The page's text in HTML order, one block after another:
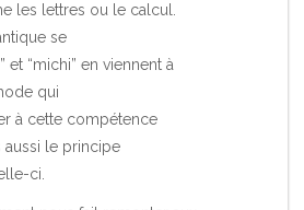
les lettres ou le calcul.
se
et “michi” en viennent à
qui
à cette compétence
aussi le principe
ci.